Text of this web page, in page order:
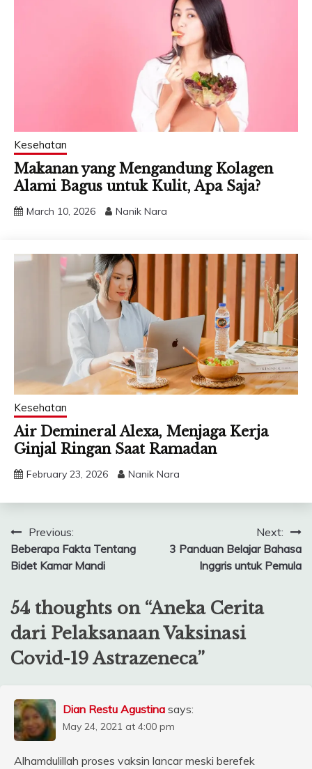
Kesehatan
Makanan yang Mengandung Kolagen
Alami Bagus untuk Kulit, Apa Saja?
March 10, 2026 Nanik Nara
Kesehatan
Air Demineral Alexa, Menjaga Kerja
Ginjal Ringan Saat Ramadan
February 23, 2026 Nanik Nara
Post
navigation
Previous:
Beberapa Fakta Tentang
Bidet Kamar Mandi
Next:
3 Panduan Belajar Bahasa
Inggris untuk Pemula
54 thoughts on “Aneka Cerita
dari Pelaksanaan Vaksinasi
Covid-19 Astrazeneca”
Dian Restu Agustina says:
May 24, 2021 at 4:00 pm
Alhamdulillah proses vaksin lancar meski berefek